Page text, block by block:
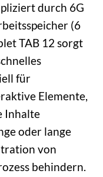
durch 6G
(6
TAB 12 sorgt
für
Elemente,
Inhalte
oder lange
von
behindern.